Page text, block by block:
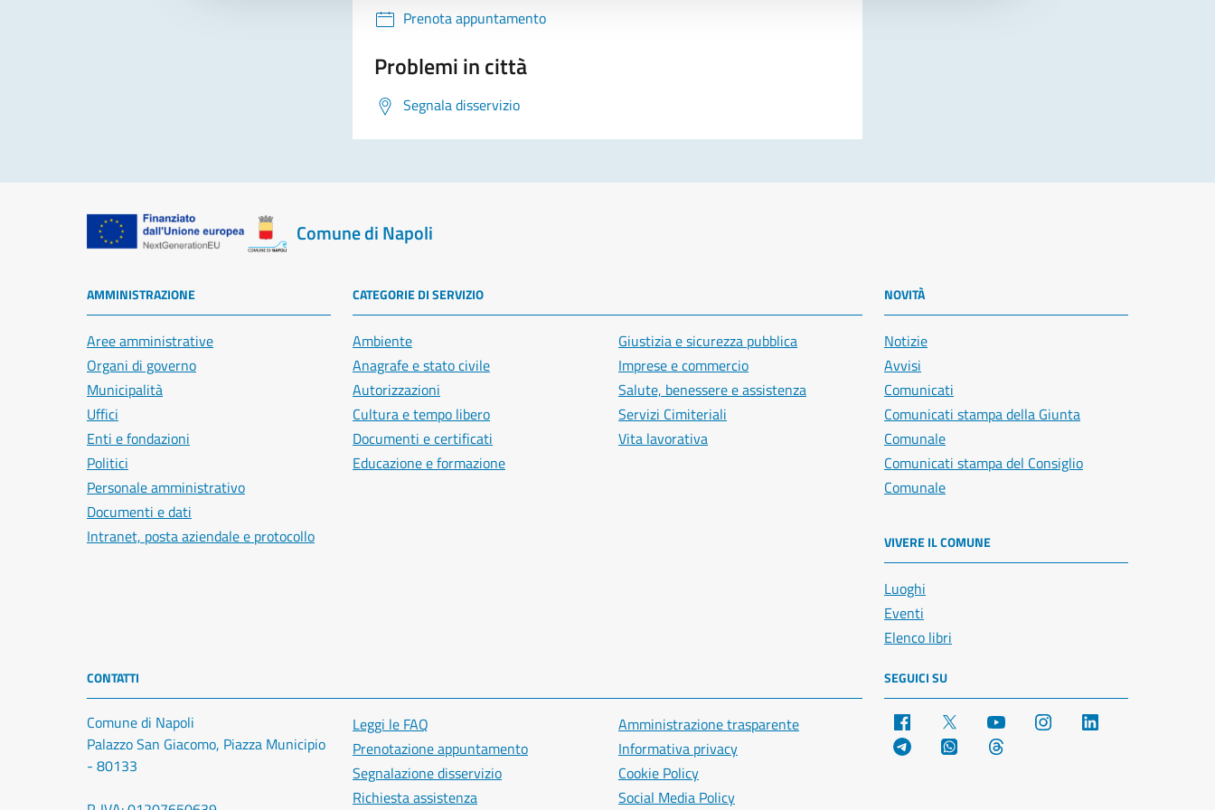
Prenota appuntamento
Problemi in città
Segnala disservizio
Comune di Napoli
AMMINISTRAZIONE
Aree amministrative
Organi di governo
Municipalità
Uffici
Enti e fondazioni
Politici
Personale amministrativo
Documenti e dati
Intranet, posta aziendale e protocollo
CATEGORIE DI SERVIZIO
Ambiente
Anagrafe e stato civile
Autorizzazioni
Cultura e tempo libero
Documenti e certificati
Educazione e formazione
Giustizia e sicurezza pubblica
Imprese e commercio
Salute, benessere e assistenza
Servizi Cimiteriali
Vita lavorativa
NOVITÀ
Notizie
Avvisi
Comunicati
Comunicati stampa della Giunta
Comunale
Comunicati stampa del Consiglio
Comunale
VIVERE IL COMUNE
Luoghi
Eventi
Elenco libri
CONTATTI
Comune di Napoli
Palazzo San Giacomo, Piazza Municipio
- 80133
Leggi le FAQ
Prenotazione appuntamento
Segnalazione disservizio
Richiesta assistenza
Amministrazione trasparente
Informativa privacy
Cookie Policy
Social Media Policy
SEGUICI SU
Facebook YouTube Instagram
Telegram WhatsApp